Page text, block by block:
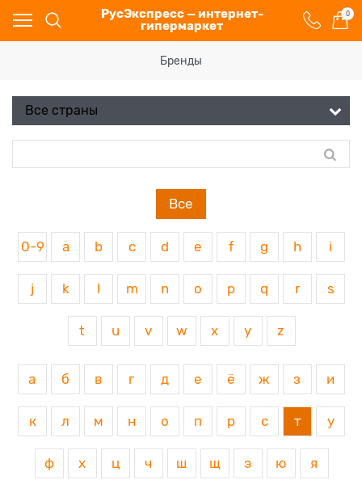
РусЭкспресс — интернет-
гипермаркет
0
Бренды
Все
0-9 a b c d e f g h i
j k m n o p q r s
t u v w x y z
а б в г д е ё ж з и
к л м н о п р с т у
ф х ц ч ш щ э ю я